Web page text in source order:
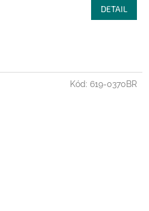
DETAIL
Kód: 619-0370BR